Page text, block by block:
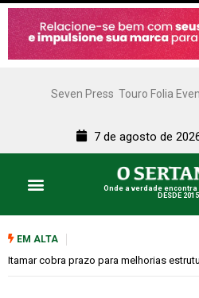
Seven Press Touro Folia
7 de agosto de
Onde a verdade
DESDE 2015
EM ALTA
Paçoca questiona Prefeitura sobre